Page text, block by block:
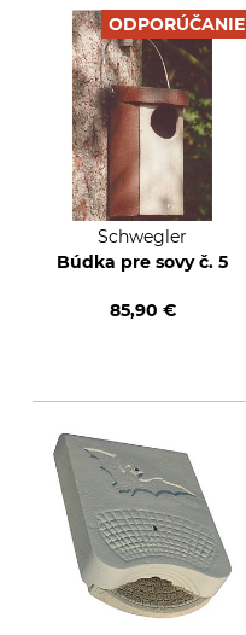
ODPORÚČANIE
Schwegler
Búdka pre sovy č. 5
85,90 €